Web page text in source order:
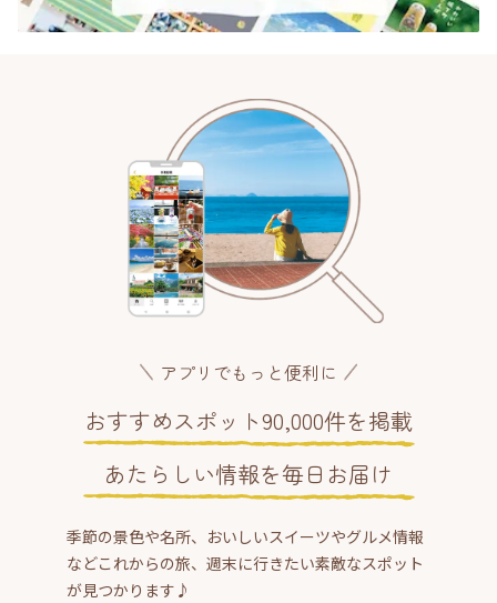
アプリでもっと便利に
おすすめスポット90,000件を掲載
あたらしい情報を毎日お届け
季節の景色や名所、おいしいスイーツやグルメ情報
などこれからの旅、週末に行きたい素敵なスポット
が見つかります♪